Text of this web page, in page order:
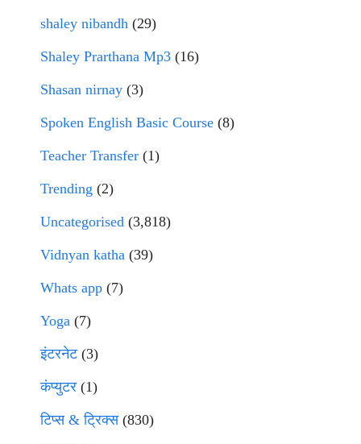
shaley nibandh (29)
Shaley Prarthana Mp3 (16)
Shasan nirnay (3)
Spoken English Basic Course (8)
Teacher Transfer (1)
Trending (2)
Uncategorised (3,818)
Vidnyan katha (39)
Whats app (7)
Yoga (7)
इंटरनेट(3)
कंप्युटर (1)
टिप्स & ट्रिक्स(830)